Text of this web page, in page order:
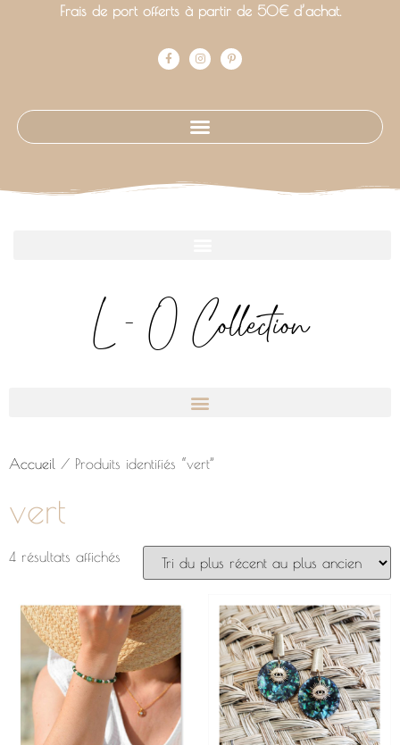
Frais de port offerts à partir de 50€ d’achat.
L - O Collection
Accueil / Produits identifiés “vert”
vert
4 résultats affichés